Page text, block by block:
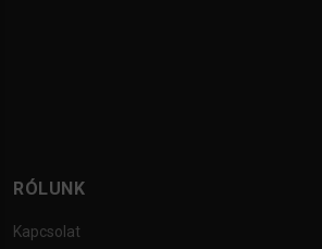
RÓLUNK
Kapcsolat